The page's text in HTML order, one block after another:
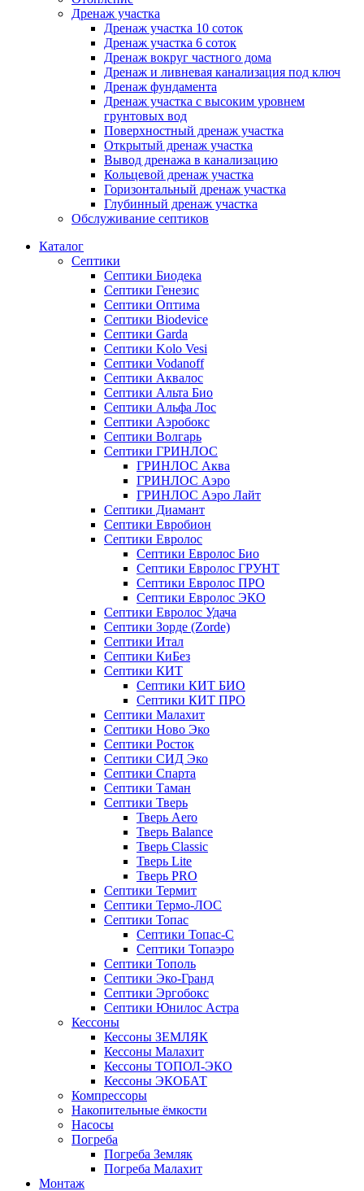
Дренаж участка
Дренаж участка 10 соток
Дренаж участка 6 соток
Дренаж вокруг частного дома
Дренаж и ливневая канализация под ключ
Дренаж фундамента
Дренаж участка с высоким уровнем
грунтовых вод
Поверхностный дренаж участка
Открытый дренаж участка
Вывод дренажа в канализацию
Кольцевой дренаж участка
Горизонтальный дренаж участка
Глубинный дренаж участка
Обслуживание септиков
Каталог
Септики
Септики Биодека
Септики Генезис
Септики Оптима
Септики Biodevice
Септики Garda
Септики Kolo Vesi
Септики Vodanoff
Септики Аквалос
Септики Альта Био
Септики Альфа Лос
Септики Аэробокс
Септики Волгарь
Септики ГРИНЛОС
ГРИНЛОС Аква
ГРИНЛОС Аэро
ГРИНЛОС Аэро Лайт
Септики Диамант
Септики Евробион
Септики Евролос
Септики Евролос Био
Септики Евролос ГРУНТ
Септики Евролос ПРО
Септики Евролос ЭКО
Септики Евролос Удача
Септики Зорде (Zorde)
Септики Итал
Септики КиБез
Септики КИТ
Септики КИТ БИО
Септики КИТ ПРО
Септики Малахит
Септики Ново Эко
Септики Росток
Септики СИД Эко
Септики Спарта
Септики Таман
Септики Тверь
Тверь Aero
Тверь Balance
Тверь Classic
Тверь Lite
Тверь PRO
Септики Термит
Септики Термо-ЛОС
Септики Топас
Септики Топас-С
Септики Топаэро
Септики Тополь
Септики Эко-Гранд
Септики Эргобокс
Септики Юнилос Астра
Кессоны
Кессоны ЗЕМЛЯК
Кессоны Малахит
Кессоны ТОПОЛ-ЭКО
Кессоны ЭКОБАТ
Компрессоры
Накопительные ёмкости
Насосы
Погреба
Погреба Земляк
Погреба Малахит
Монтаж